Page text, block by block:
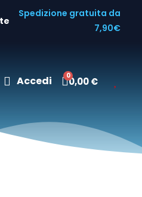
Spedizione gratuita da
7,90€
Accedi 0,00 €